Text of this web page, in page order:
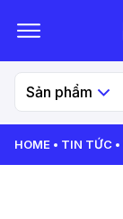
Sản phẩm
HOME TIN TỨC